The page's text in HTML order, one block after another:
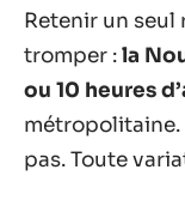
Retenir un seul
tromper :la
ou 10 heures
métropolitaine.
pas. Toute